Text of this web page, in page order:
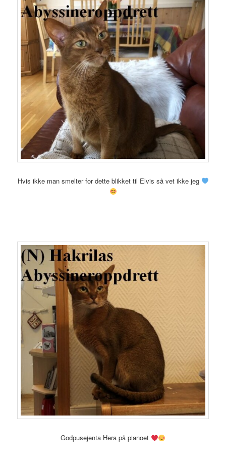
Hvis ikke man smelter for dette blikket til Elvis så vet ikke jeg
Godpusejenta Hera på pianoet